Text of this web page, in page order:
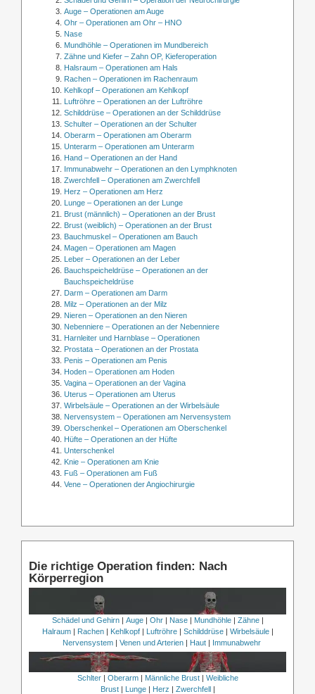
Auge – Operationen am Auge
Ohr – Operationen am Ohr – HNO
Nase
Mundhöhle – Operationen im Mundbereich
Zähne und Kiefer – Zahn OP, Kieferoperation
Halsraum – Operationen am Hals
Rachen – Operationen im Rachenraum
Kehlkopf – Operationen am Kehlkopf
Luftröhre – Operationen an der Luftröhre
Schilddrüse – Operationen an der Schilddrüse
Schulter – Operationen an der Schulter
Oberarm – Operationen am Oberarm
Unterarm – Operationen am Unterarm
Hand – Operationen an der Hand
Immunabwehr – Operationen an den Lymphknoten
Zwerchfell – Operationen am Zwerchfell
Herz – Operationen am Herz
Lunge – Operationen an der Lunge
Brust (männlich) – Operationen an der Brust
Brust (weiblich) – Operationen an der Brust
Bauchmuskel – Operationen am Bauch
Magen – Operationen am Magen
Leber – Operationen an der Leber
Bauchspeicheldrüse – Operationen an der
Bauchspeicheldrüse
Darm – Operationen am Darm
Milz – Operationen an der Milz
Nieren – Operationen an den Nieren
Nebenniere – Operationen an der Nebenniere
Harnleiter und Harnblase – Operationen
Prostata – Operationen an der Prostata
Penis – Operationen am Penis
Hoden – Operationen am Hoden
Vagina – Operationen an der Vagina
Uterus – Operationen am Uterus
Wirbelsäule – Operationen an der Wirbelsäule
Nervensystem – Operationen am Nervensystem
Oberschenkel – Operationen am Oberschenkel
Hüfte – Operationen an der Hüfte
Unterschenkel
Knie – Operationen am Knie
Fuß – Operationen am Fuß
Vene – Operationen der Angiochirurgie
Die richtige Operation finden: Nach
Körperregion
Schädel und Gehirn| Auge| Ohr| Nase| Mundhöhle| Zähne|
Halraum| Rachen| Kehlkopf| Luftröhre| Schilddrüse| Wirbelsäule|
Nervensystem | Venen und Arterien | Haut | Immunabwehr
Schlter| Oberarm| Männliche Brust| Weibliche
Brust| Lunge| Herz | Zwerchfell|